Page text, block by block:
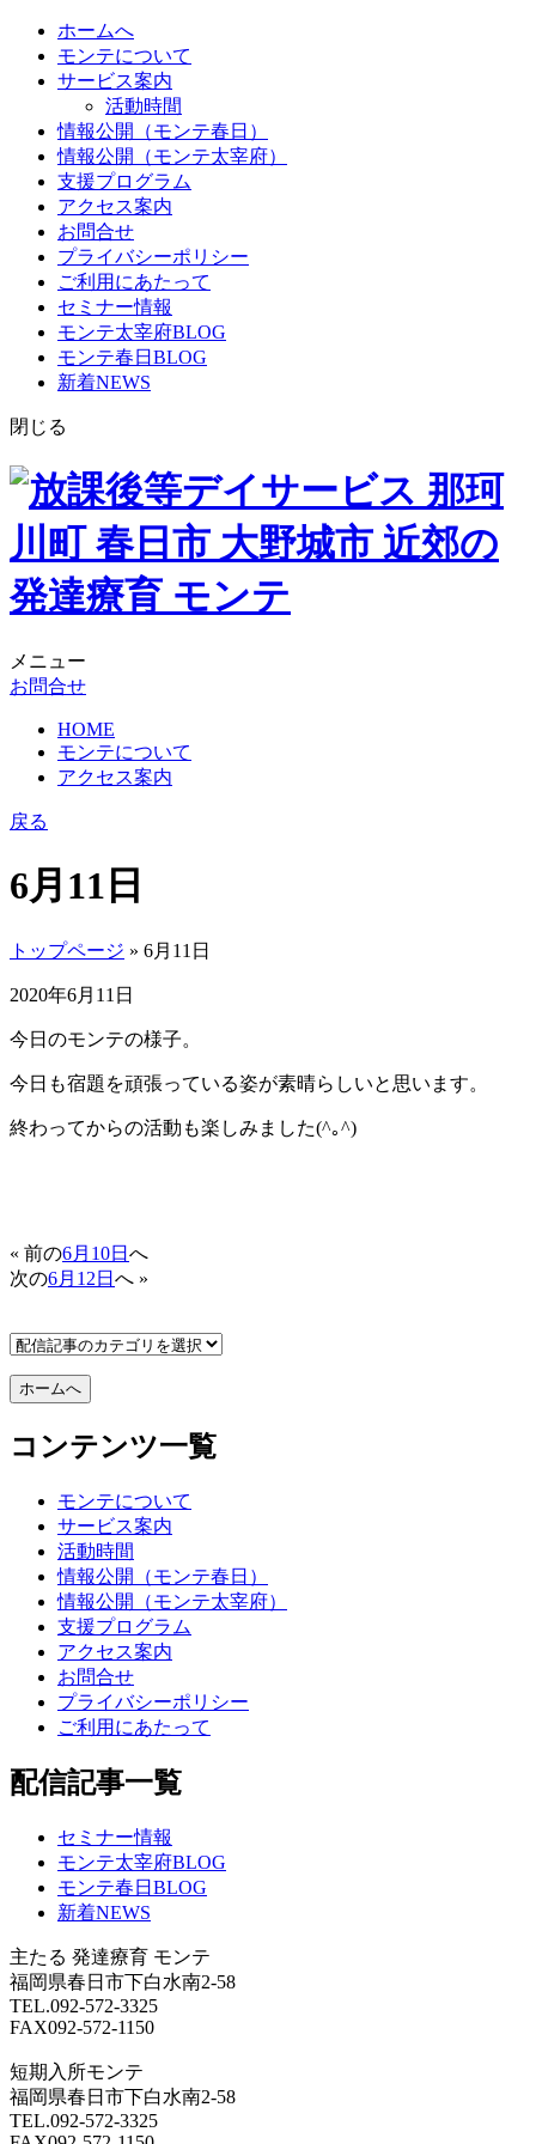
ホームへ
モンテについて
サービス案内
活動時間
情報公開（モンテ春日）
情報公開（モンテ太宰府）
支援プログラム
アクセス案内
お問合せ
プライバシーポリシー
ご利用にあたって
セミナー情報
モンテ太宰府BLOG
モンテ春日BLOG
新着NEWS
閉じる
メニュー
お問合せ
HOME
モンテについて
アクセス案内
戻る
6月11日
トップページ » 6月11日
2020年6月11日
今日のモンテの様子。
今日も宿題を頑張っている姿が素晴らしいと思います。
終わってからの活動も楽しみました(^｡^)
« 前の6月10日 へ
次の6月12日 へ »
コンテンツ一覧
モンテについて
サービス案内
活動時間
情報公開（モンテ春日）
情報公開（モンテ太宰府）
支援プログラム
アクセス案内
お問合せ
プライバシーポリシー
ご利用にあたって
配信記事一覧
セミナー情報
モンテ太宰府BLOG
モンテ春日BLOG
新着NEWS
主たる 発達療育 モンテ
福岡県春日市下白水南2-58
TEL.092-572-3325
FAX092-572-1150
短期入所モンテ
福岡県春日市下白水南2-58
TEL.092-572-3325